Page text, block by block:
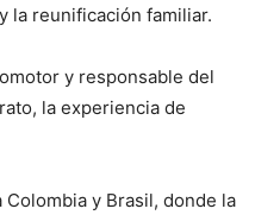
la reunificación familiar.
y responsable del
la experiencia de
y Brasil, donde la